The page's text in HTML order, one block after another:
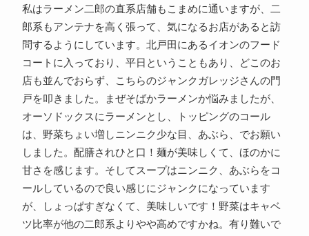
私はラーメン二郎の直系店舗もこまめに通いますが、二
郎系もアンテナを高く張って、気になるお店があると訪
問するようにしています。北戸田にあるイオンのフード
コートに入っており、平日ということもあり、どこのお
店も並んでおらず、こちらのジャンクガレッジさんの門
戸を叩きました。まぜそばかラーメンか悩みましたが、
オーソドックスにラーメンとし、トッピングのコール
は、野菜ちょい増しニンニク少な目、あぶら、でお願い
しました。配膳されひと口！麺が美味しくて、ほのかに
甘さを感じます。そしてスープはニンニク、あぶらをコ
ールしているので良い感じにジャンクになっています
が、しょっぱすぎなくて、美味しいです！野菜はキャベ
ツ比率が他の二郎系よりやや高めですかね。有り難いで